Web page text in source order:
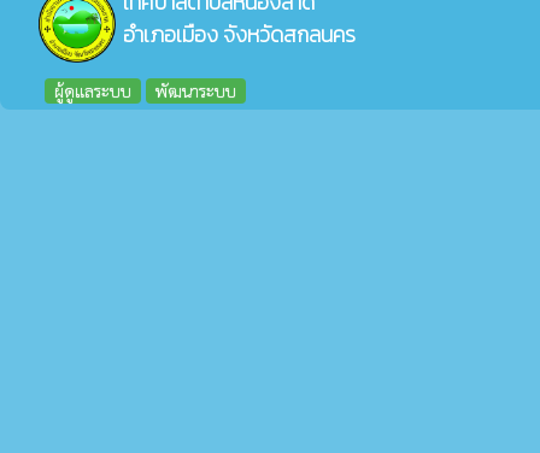
อำเภอเมือง จังหวัดสกลนคร
ผู้ดูแลระบบ พัฒนาระบบ